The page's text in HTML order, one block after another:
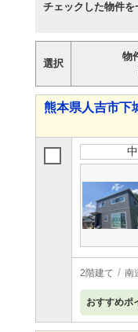
チェックした物件を
選択
物
熊本県人吉市下
2階建て 南
おすすめポ